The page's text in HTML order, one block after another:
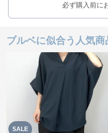
必ず購入前に
ブルベに似合う人気商
SALE